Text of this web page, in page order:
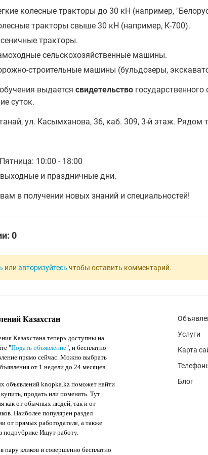
колесные тракторы до 30 кН (например,
тракторы свыше 30 кН (например, К-700).
тракторы.
сельскохозяйственные машины.
строительные машины (бульдозеры,
выдается свидетельство
суток.
ул. Касымханова, 36, каб. 309, 3-й этаж. Рядом
10:00 - 18:00
и праздничные дни.
в получении новых знаний и специальностей!
0
или авторизуйтесь чтобы оставить комментарий.
Казахстан
Казахстана теперь доступны на
"Подать объявление", и бесплатно
прямо сейчас. Можно выбрать
от 1 недели до 24 месяцев.
объявлений knopka.kz поможет найти
продать или поменять. Тут
как от обычных людей, так и от
Наиболее популярен раздел
от прямых работодателе, а также
подрубрике Ищут работу.
кликов и совершенно бесплатно
Услуги
Карта
Блог